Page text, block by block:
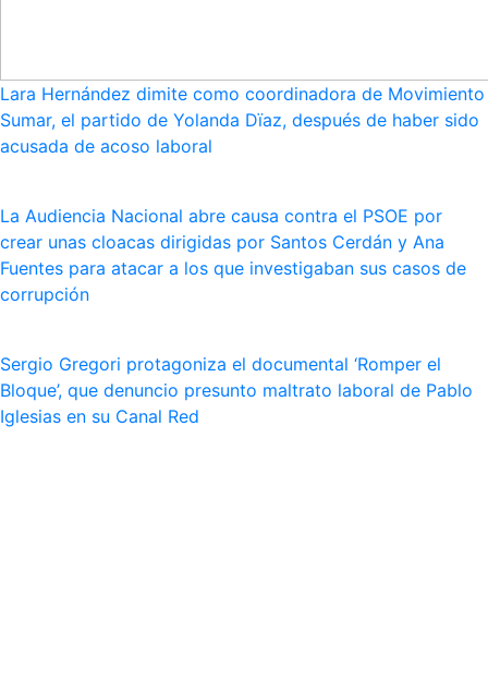
Lara Hernández dimite como coordinadora de Movimiento
Sumar, el partido de Yolanda Dïaz, después de haber sido
acusada de acoso laboral
La Audiencia Nacional abre causa contra el PSOE por
crear unas cloacas dirigidas por Santos Cerdán y Ana
Fuentes para atacar a los que investigaban sus casos de
corrupción
Sergio Gregori protagoniza el documental ‘Romper el
Bloque’, que denuncio presunto maltrato laboral de Pablo
Iglesias en su Canal Red